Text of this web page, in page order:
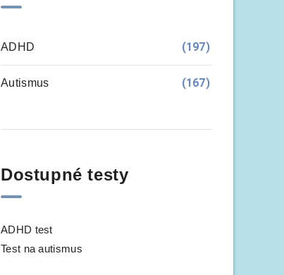
ADHD (197)
Autismus (167)
Dostupné testy
ADHD test
Test na autismus